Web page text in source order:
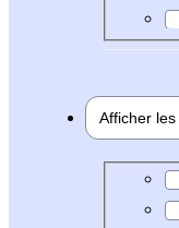
Afficher